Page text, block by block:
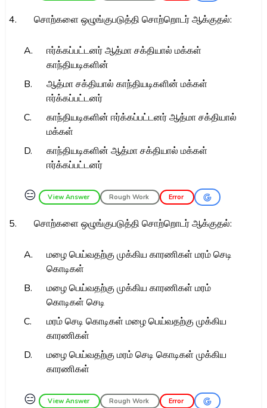
4. சொற்களை ஒழுங்குபடுத்தி சொற்றொடர் ஆக்குதல்:
A.
ஈர்க்கப்பட்டனர் ஆத்மா சக்தியால் மக்கள்
காந்தியடிகளின்
B.
ஆத்மா சக்தியால் காந்தியடிகளின் மக்கள்
ஈர்க்கப்பட்டனர்
C.
காந்தியடிகளின் ஈர்க்கப்பட்டனர் ஆத்மா சக்தியால்
மக்கள்
D.
காந்தியடிகளின் ஆத்மா சக்தியால் மக்கள்
ஈர்க்கப்பட்டனர்
😑 View Answer Rough Work Error
5. சொற்களை ஒழுங்குபடுத்தி சொற்றொடர் ஆக்குதல்:
A.
மழை பெய்வதற்கு முக்கிய காரணிகள் மரம் செடி
கொடிகள்
B.
மழை பெய்வதற்கு முக்கிய காரணிகள் மரம்
கொடிகள் செடி
C.
மரம் செடி கொடிகள் மழை பெய்வதற்கு முக்கிய
காரணிகள்
D.
மழை பெய்வதற்கு மரம் செடி கொடிகள் முக்கிய
காரணிகள்
😑 View Answer Rough Work Error